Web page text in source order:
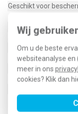
Wij
Om u de beste
websiteanalyse en
meer in ons
cookies? Klik dan
Geschikt voor
Aftastsymbool /
Antibacteriële
2CKA006220A0481
Type / SKU (MPN)
EAN (GTIN-13)